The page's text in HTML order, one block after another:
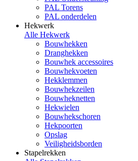
PAL Torens
PAL onderdelen
Hekwerk
Alle Hekwerk
Bouwhekken
Dranghekken
Bouwhek accessoires
Bouwhekvoeten
Hekklemmen
Bouwhekzeilen
Bouwheknetten
Hekwielen
Bouwhekschoren
Hekpoorten
Opslag
Veiligheidsborden
Stapelrekken